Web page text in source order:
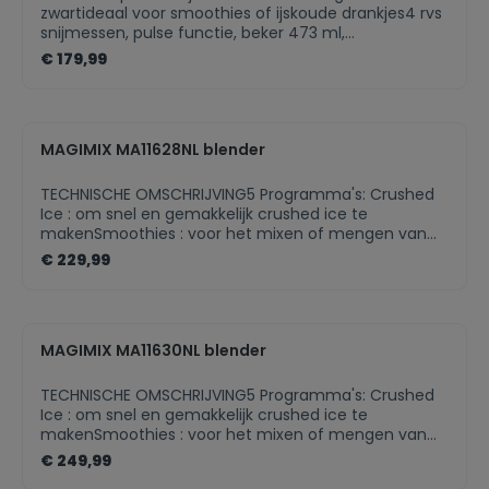
16000Minimale rotatiesnelheid (rpm): 600Hoogte van
het product : 401Breedte van het product: 193Diepte
van het product: 229Hoogte van het verpakte
product: 279Breedte van het verpakte product:
zwartideaal voor smoothies of ijskoude drankjes4 rvs
snijmessen, pulse functie, beker 473 ml,
reisdeksellithium-ionbatterij (inclusief) 12V geeft 20
min. werktijdbatterij compatibel met andere andere
€ 179,99
MAGIMIX MA11628NL blender
TECHNISCHE OMSCHRIJVING5 Programma's: Crushed
Ice : om snel en gemakkelijk crushed ice te
makenSmoothies : voor het mixen of mengen van
vloeibare bereidingen: milkshakes en
smoothiesSoepen : om romige (warme of koude)
reinigingHandmatigemodus : toerental variator,
literHigh Performance : tot 22.000 tpmBlendermix® :
voor perfecte emulsiesGlazen Kom :
hittebestendigCold Mix® : geen
vitamineverliesMengspatel : voor dikke
bereidingenReceptenboek : 88 ideeënGratis App :
€ 229,99
MAGIMIX MA11630NL blender
TECHNISCHE OMSCHRIJVING5 Programma's: Crushed
Ice : om snel en gemakkelijk crushed ice te
makenSmoothies : voor het mixen of mengen van
vloeibare bereidingen: milkshakes en
smoothiesSoepen : om romige (warme of koude)
€ 249,99